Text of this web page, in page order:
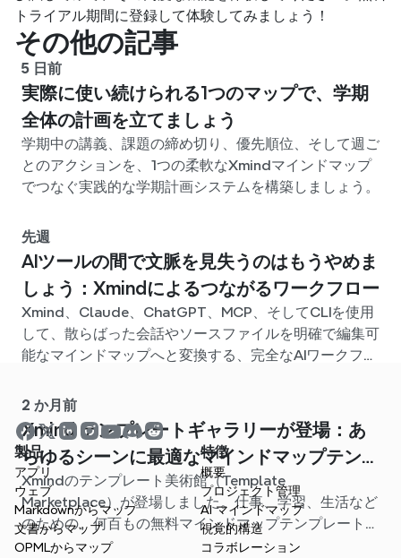
トライアル期間に登録して体験してみましょう！
その他の記事
5 日前
実際に使い続けられる1つのマップで、学期
全体の計画を立てましょう
学期中の講義、課題の締め切り、優先順位、そして週ご
とのアクションを、1つの柔軟なXmindマインドマップ
でつなぐ実践的な学期計画システムを構築しましょう。
先週
AIツールの間で文脈を見失うのはもうやめま
しょう：Xmindによるつながるワークフロー
Xmind、Claude、ChatGPT、MCP、そしてCLIを使用
して、散らばった会話やソースファイルを明確で編集可
能なマインドマップへと変換する、完全なAIワークフロ
2 か月前
Xmind テンプレートギャラリーが登場：あ
らゆるシーンに最適なマインドマップテンプ
レートが見つかります
Xmindのテンプレート美術館（Template
Marketplace）が登場しました。仕事、学習、生活など
のための、何百もの無料マインドマップテンプレートが
用意されています。最適なスタート地点を見つけ、白紙
製品
アプリ
ウェブ
Markdownからマップ
文書からマップ
OPMLからマップ
特徴
概要
プロジェクト管理
AI マインドマップ
視覚的構造
コラボレーション